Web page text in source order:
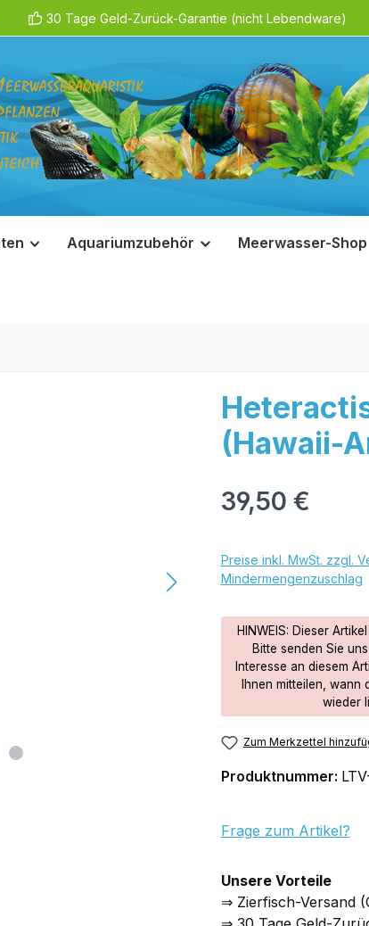
30 Tage Geld-Zurück-Garantie (nicht Lebendware)
Aquariumzubehör Meerwasser-Shop
(Hawaii-
39,50 €
Preise inkl. MwSt. zzgl.
Mindermengenzuschlag
HINWEIS: Dieser
Bitte senden Sie
Interesse an diesem
Ihnen mitteilen,
wieder
Zum Merkzettel
Produktnummer:
Frage zum Artikel?
Unsere Vorteile
⇒ Zierfisch-Versand